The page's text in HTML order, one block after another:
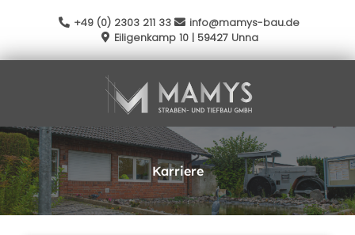
+49 (0) 2303 211 33
info@mamys-bau.de
Eiligenkamp 10 | 59427 Unna
Karriere